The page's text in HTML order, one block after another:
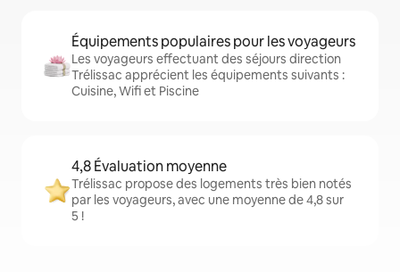
Équipements populaires pour les voyageurs
Les voyageurs effectuant des séjours direction
Trélissac apprécient les équipements suivants :
Cuisine, Wifi et Piscine
4,8 Évaluation moyenne
Trélissac propose des logements très bien notés
par les voyageurs, avec une moyenne de 4,8 sur
5 !